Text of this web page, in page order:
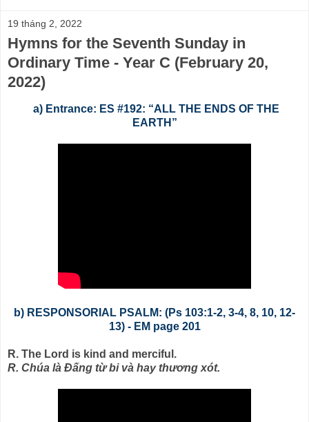
19 tháng 2, 2022
Hymns for the Seventh Sunday in
Ordinary Time - Year C (February 20,
2022)
a) Entrance: ES #192: “ALL THE ENDS OF THE
EARTH”
b) RESPONSORIAL PSALM: (Ps 103:1-2, 3-4, 8, 10, 12-
13) - EM page 201
R. The Lord is kind and merciful.
R. Chúa là Đấng từ bi và hay thương xót.